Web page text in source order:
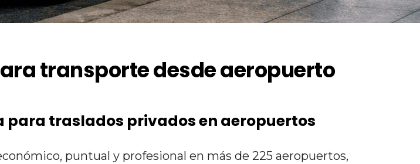
transporte desde aeropuerto
traslados privados en aeropuertos
puntual y profesional en más de 225 aeropuertos,